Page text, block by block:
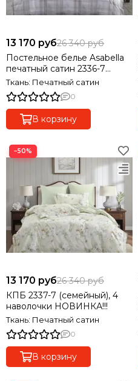
13 170 руб26 340 руб
Постельное белье Asabella
печатный сатин 2336-7
(семейный), 4 наволочки
Ткань: Печатный сатин
0
В корзину
−50%
13 170 руб26 340 руб
КПБ 2337-7 (семейный), 4
наволочки НОВИНКА!!!
Ткань: Печатный сатин
0
В корзину